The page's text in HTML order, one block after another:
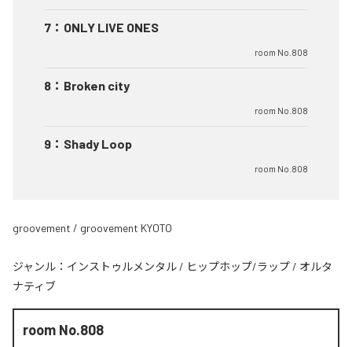
7 ： ONLY LIVE ONES
room No.808
8 ： Broken city
room No.808
9 ： Shady Loop
room No.808
groovement / groovement KYOTO
ジャンル： インストゥルメンタル / ヒップホップ/ラップ / オルタ
ナティブ
room No.808